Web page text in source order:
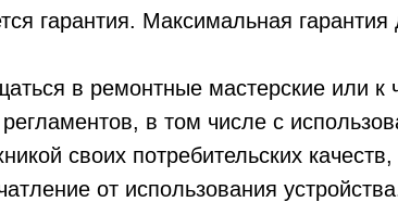
гарантия. Максимальная гарантия
в ремонтные мастерские или
в том числе с
своих потребительских
от использования